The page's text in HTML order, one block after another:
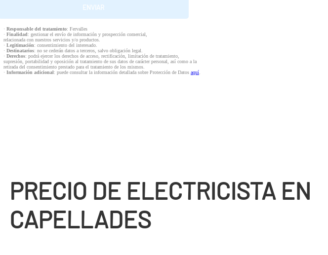
· Responsable del tratamiento: Fervalles
· Finalidad: gestionar el envío de información y prospección comercial,
relacionada con nuestros servicios y/o productos.
· Legitimación: consentimiento del interesado.
· Destinatarios: no se cederán datos a terceros, salvo obligación legal.
· Derechos: podrá ejercer los derechos de acceso, rectificación, limitación de tratamiento,
supresión, portabilidad y oposición al tratamiento de sus datos de carácter personal, así como a la
retirada del consentimiento prestado para el tratamiento de los mismos.
· Información adicional: puede consultar la información detallada sobre Protección de Datos aquí.
PRECIO DE ELECTRICISTA EN
CAPELLADES